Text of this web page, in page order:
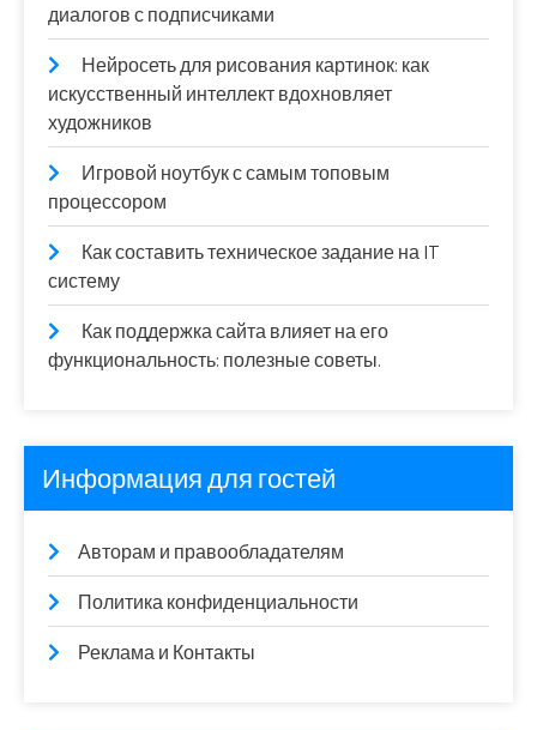
диалогов с подписчиками
Нейросеть для рисования картинок: как
искусственный интеллект вдохновляет
художников
Игровой ноутбук с самым топовым
процессором
Как составить техническое задание на IT
систему
Как поддержка сайта влияет на его
функциональность: полезные советы.
Информация для гостей
Авторам и правообладателям
Политика конфиденциальности
Реклама и Контакты